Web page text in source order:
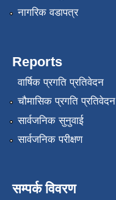
नागरिक वडापत्र
Reports
वार्षिक प्रगति प्रतिवेदन
चौमासिक प्रगति प्रतिवेदन
सार्वजनिक सुनुवाई
सार्वजनिक परीक्षण
सम्पर्क विवरण